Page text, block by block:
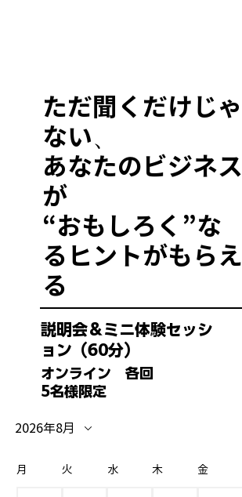
ただ聞くだけじゃ
ない、
あなたのビジネス
が
“おもしろく”な
るヒントがもらえ
る
説明会＆ミニ体験セッシ
ョン（60分）
オンライン 各回
5名様限定
2026年8月
月 火 水 木 金